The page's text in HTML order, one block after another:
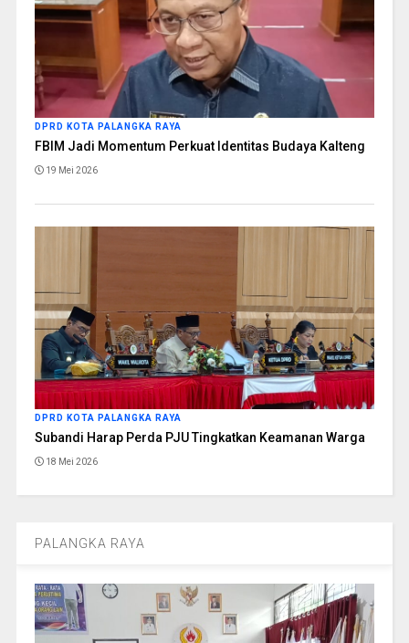
DPRD KOTA PALANGKA RAYA
FBIM Jadi Momentum Perkuat Identitas Budaya Kalteng
19 Mei 2026
DPRD KOTA PALANGKA RAYA
Subandi Harap Perda PJU Tingkatkan Keamanan Warga
18 Mei 2026
PALANGKA RAYA